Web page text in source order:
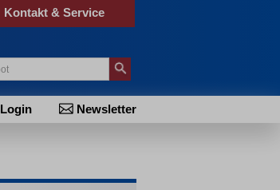
Kontakt & Service
Newsletter
Login